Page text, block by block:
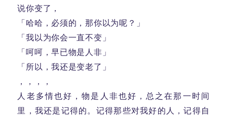
说你变了，
「哈哈，必须的，那你以为呢？」
「我以为你会一直不变」
「呵呵，早已物是人非」
「所以，我还是变老了」
，，，，
人老多情也好，物是人非也好，总之在那一时间
里，我还是记得的。记得那些对我好的人，记得自